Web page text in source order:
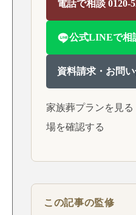
電話で相談 0120-
公式LINEで相
資料請求・お問
家族葬プランを見る
場を確認する
この記事の監修